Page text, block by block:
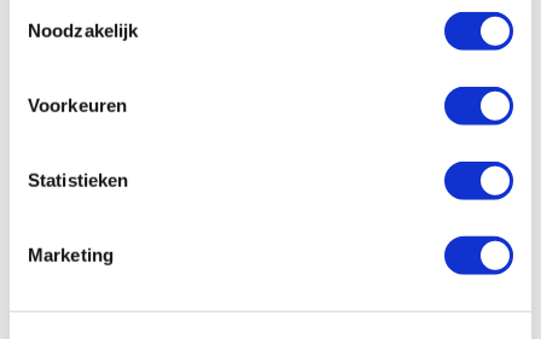
Noodzakelijk
Voorkeuren
Statistieken
Marketing
Reviews